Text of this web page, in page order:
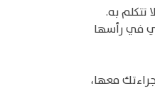
تتكلم به.
في رأسها
معها،